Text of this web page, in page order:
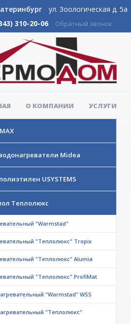
ул. Зоологическая д. 5а
310-20-06 Обратный звонок
О КОМПАНИИ УСЛУГИ
Midea
USYSTEMS
Теплолюкс
"Warmstad"
"Теплолюкс" Tropix
"Теплолюкс" Alumia
"Теплолюкс" ProfiMat
"Warmstad" WSS
"Теплолюкс"